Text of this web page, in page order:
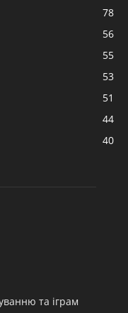
78
56
55
53
51
44
40
та іграм